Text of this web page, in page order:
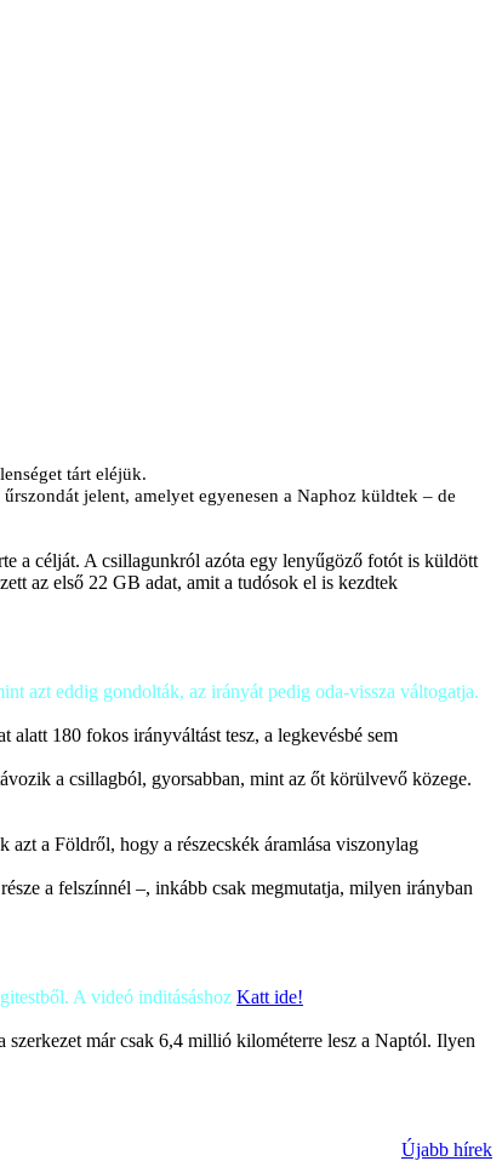
tárt eléjük.
jelent, amelyet egyenesen a Naphoz küldtek – de
a célját. A csillagunkról azóta egy lenyűgöző fotót is küldött
az első 22 GB adat, amit a tudósok el is kezdtek
azt eddig gondolták, az irányát pedig oda-vissza váltogatja.
alatt 180 fokos irányváltást tesz, a legkevésbé sem
a csillagból, gyorsabban, mint az őt körülvevő közege.
a Földről, hogy a részecskék áramlása viszonylag
a felszínnél –, inkább csak megmutatja, milyen irányban
A videó inditásáshoz Katt ide!
már csak 6,4 millió kilométerre lesz a Naptól. Ilyen
Újabb hírek